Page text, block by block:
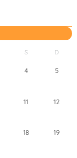
S D
4 5
11 12
18 19